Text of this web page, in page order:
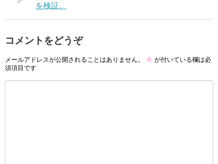
を検証。
コメントをどうぞ
メールアドレスが公開されることはありません。 ※ が付いている欄は必
須項目です